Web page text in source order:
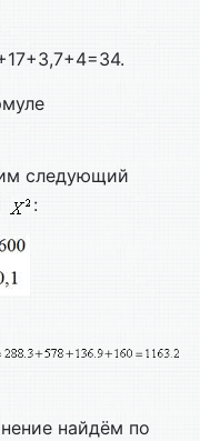
следующий
:
найдём по